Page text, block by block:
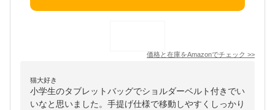
価格と在庫をAmazonでチェック >>
猫大好き
小学生のタブレットバッグでショルダーベルト付きでい
いなと思いました。手提げ仕様で移動しやすくしっかり